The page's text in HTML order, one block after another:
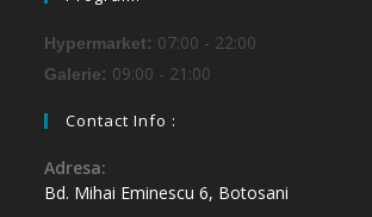
Hypermarket: 07:00 - 22:00
Galerie: 09:00 - 21:00
Contact Info :
Adresa:
Bd. Mihai Eminescu 6, Botosani